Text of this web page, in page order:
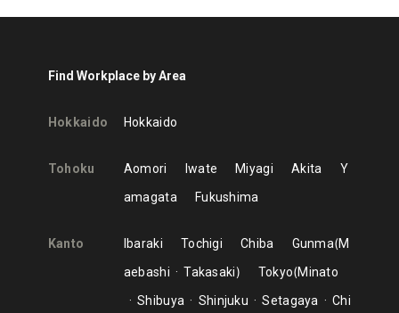
Find Workplace by Area
Hokkaido Hokkaido
Tohoku Aomori Iwate Miyagi Akita
Y
amagata
Fukushima
Kanto Ibaraki Tochigi Chiba Gunma M
aebashi
Takasaki Tokyo Minato
Shibuya
Shinjuku Setagaya
Chi